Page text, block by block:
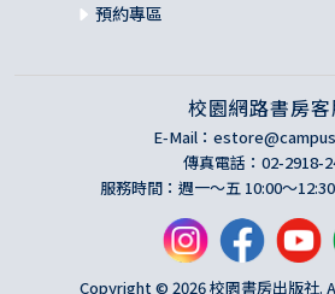
預約專區
校園網路書房客
E-Mail：
傳真電話：02-2918-
服務時間：週一～五 10:00～
Copyright © 2026 校園書房出版社.